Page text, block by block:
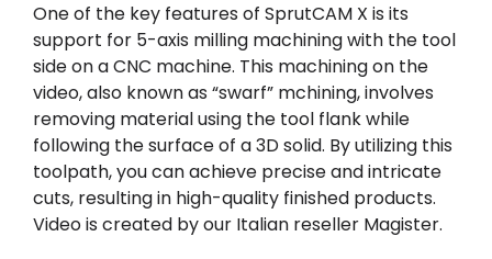
One of the key features of SprutCAM X is its
support for 5-axis milling machining with the tool
side on a CNC machine. This machining on the
video, also known as “swarf” mchining, involves
removing material using the tool flank while
following the surface of a 3D solid. By utilizing this
toolpath, you can achieve precise and intricate
cuts, resulting in high-quality finished products.
Video is created by our Italian reseller Magister.